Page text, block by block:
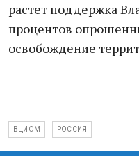
растет поддержка
процентов
освобождение
ВЦИОМ РОССИЯ